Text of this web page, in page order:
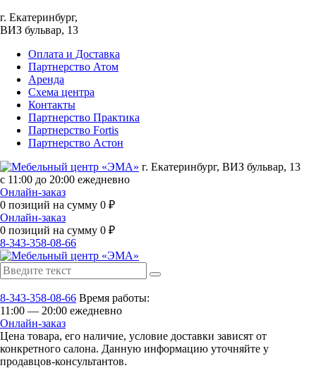
г. Екатеринбург,
ВИЗ бульвар, 13
Оплата и Доставка
Партнерство Атом
Аренда
Схема центра
Контакты
Партнерство Практика
Партнерство Fortis
Партнерство Астон
г. Екатеринбург, ВИЗ бульвар, 13
с 11:00 до 20:00 ежедневно
Онлайн-заказ
0 позиций на сумму 0 ₽
Онлайн-заказ
0 позиций на сумму 0 ₽
8-343-358-08-66
8-343-358-08-66 Время работы:
11:00 — 20:00 ежедневно
Онлайн-заказ
Цена товара, его наличие, условие доставки зависят от
конкретного салона. Данную информацию уточняйте у
продавцов-консультантов.